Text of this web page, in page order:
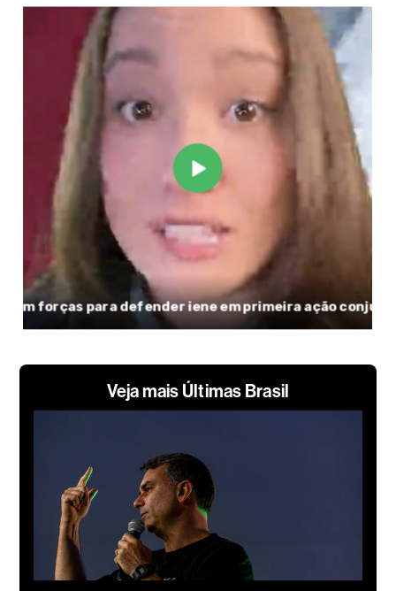
Veja mais Últimas Brasil